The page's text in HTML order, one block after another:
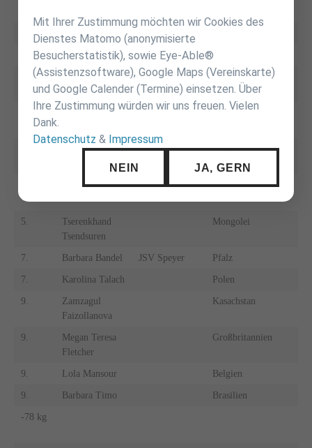
-70 kg
Ye Sul Hwang Südkorea
Jia Zhao China
Onix Cortes
Kuba
Fanny Estelle
Frankreich
Karen Nun-Ira Japan
5.
Tserenkhand
Tsendsuren
Mongolei
7. Barbara Bandel JSV Speyer Pfalz
7. Karolina Talach Polen
9.
Zamzagul
Faizollanova
Kasachstan
9.
Megan Teresa
Fletcher
Großbritannien
9. Lola Mansour Belgien
9. Barbara Timo Brasilien
-78 kg
Mit Ihrer Zustimmung möchten wir Cookies des
Dienstes Matomo (anonymisierte
Besucherstatistik), sowie Eye-Able®
(Assistenzsoftware), Google Maps (Vereinskarte)
und Google Calender (Termine) einsetzen. Über
Ihre Zustimmung würden wir uns freuen. Vielen
Dank.
Datenschutz & Impressum
NEIN JA, GERN